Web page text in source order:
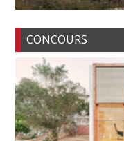
CONCOURS